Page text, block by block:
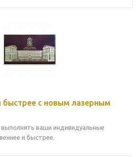
быстрее с новым лазерным
ваши индивидуальные
и быстрее.